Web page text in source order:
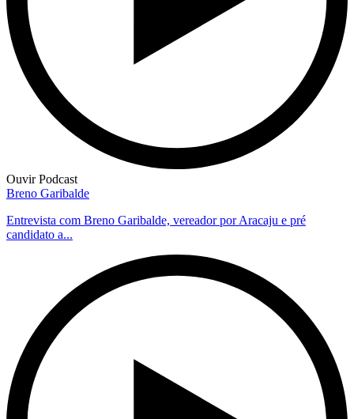
Ouvir Podcast
Breno Garibalde
Entrevista com Breno Garibalde, vereador por Aracaju e pré
candidato a...